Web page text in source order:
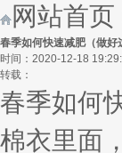
网站首页
春季如何快速减肥（做好
时间：2020-12-18
转载：
春季如何
棉衣里面